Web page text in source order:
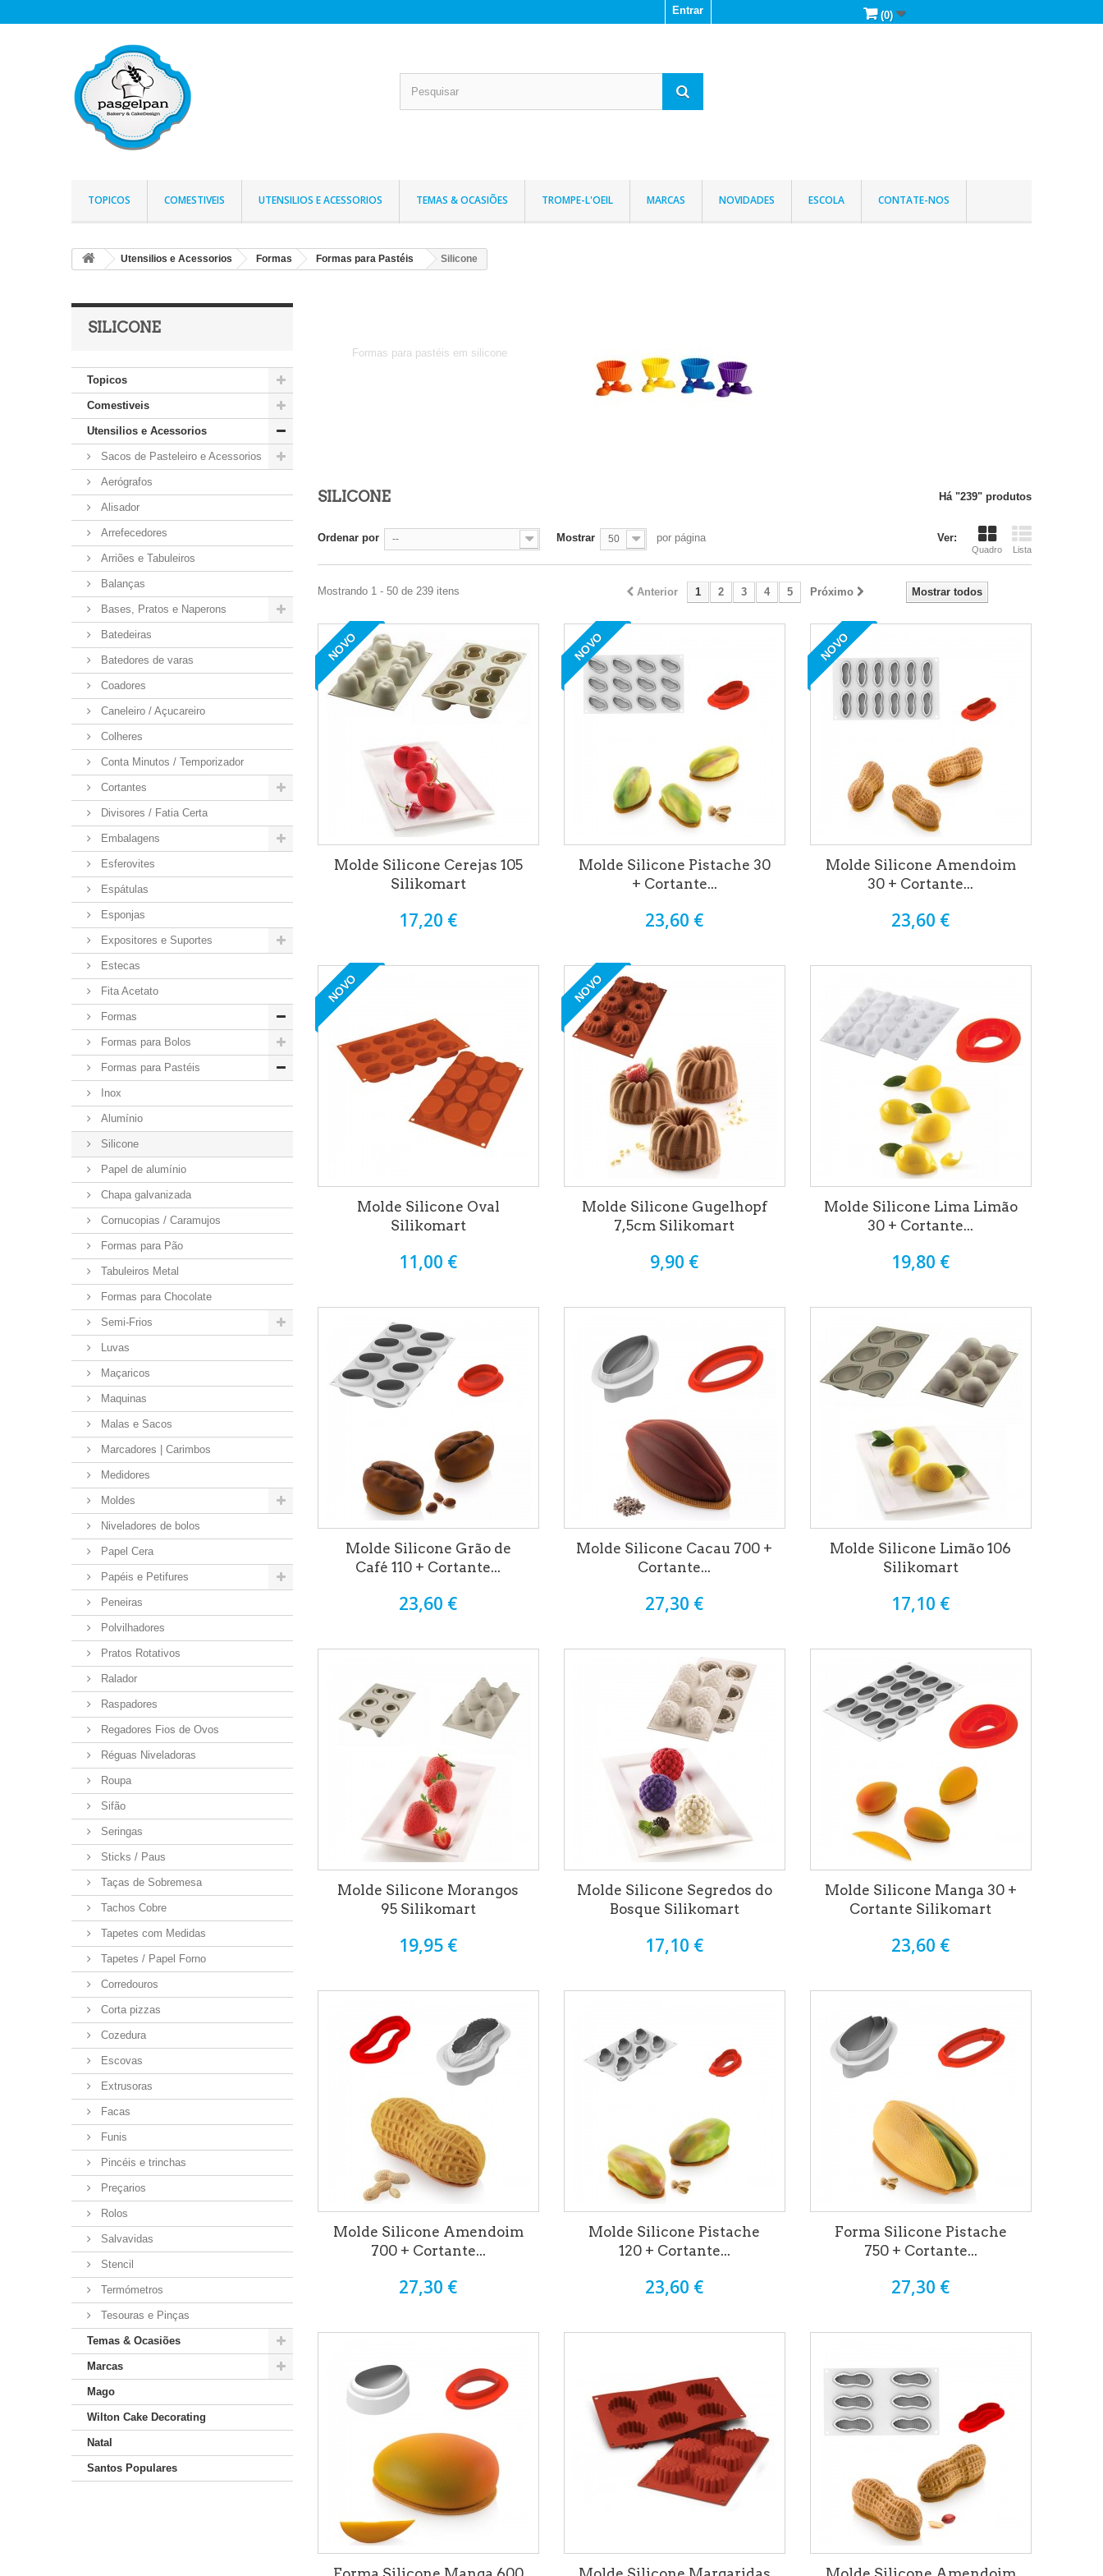
(0)
Entrar
TOPICOS COMESTIVEIS UTENSILIOS E ACESSORIOS TEMAS & OCASIÕES TROMPE-L'OEIL MARCAS NOVIDADES ESCOLA CONTATE-NOS
Utensilios e Acessorios Formas Formas para Pastéis Silicone
SILICONE
Topicos
Comestiveis
Utensilios e Acessorios
Sacos de Pasteleiro e Acessorios
Aerógrafos
Alisador
Arrefecedores
Arriões e Tabuleiros
Balanças
Bases, Pratos e Naperons
Batedeiras
Batedores de varas
Coadores
Caneleiro / Açucareiro
Colheres
Conta Minutos / Temporizador
Cortantes
Divisores / Fatia Certa
Embalagens
Esferovites
Espátulas
Esponjas
Expositores e Suportes
Estecas
Fita Acetato
Formas
Formas para Bolos
Formas para Pastéis
Inox
Alumínio
Silicone
Papel de alumínio
Chapa galvanizada
Cornucopias / Caramujos
Formas para Pão
Tabuleiros Metal
Formas para Chocolate
Semi-Frios
Luvas
Maçaricos
Maquinas
Malas e Sacos
Marcadores | Carimbos
Medidores
Moldes
Niveladores de bolos
Papel Cera
Papéis e Petifures
Peneiras
Polvilhadores
Pratos Rotativos
Ralador
Raspadores
Regadores Fios de Ovos
Réguas Niveladoras
Roupa
Sifão
Seringas
Sticks / Paus
Taças de Sobremesa
Tachos Cobre
Tapetes com Medidas
Tapetes / Papel Forno
Corredouros
Corta pizzas
Cozedura
Escovas
Extrusoras
Facas
Funis
Pincéis e trinchas
Preçarios
Rolos
Salvavidas
Stencil
Termómetros
Tesouras e Pinças
Temas & Ocasiões
Marcas
Mago
Wilton Cake Decorating
Natal
Santos Populares
Formas para pastéis em silicone
SILICONE Há "239" produtos
Ver:
Quadro Lista
Ordenar por -- Mostrar 50 por página
Mostrar todos
Anterior 1 2 3 4 5 Próximo
Mostrando 1 - 50 de 239 itens
NOVO
Molde Silicone Cerejas 105
Silikomart
17,20 €
NOVO
Molde Silicone Pistache 30
+ Cortante...
23,60 €
NOVO
Molde Silicone Amendoim
30 + Cortante...
23,60 €
NOVO
Molde Silicone Oval
Silikomart
11,00 €
NOVO
Molde Silicone Gugelhopf
7,5cm Silikomart
9,90 €
Molde Silicone Lima Limão
30 + Cortante...
19,80 €
Molde Silicone Grão de
Café 110 + Cortante...
23,60 €
Molde Silicone Cacau 700 +
Cortante...
27,30 €
Molde Silicone Limão 106
Silikomart
17,10 €
Molde Silicone Morangos
95 Silikomart
19,95 €
Molde Silicone Segredos do
Bosque Silikomart
17,10 €
Molde Silicone Manga 30 +
Cortante Silikomart
23,60 €
Molde Silicone Amendoim
700 + Cortante...
27,30 €
Molde Silicone Pistache
120 + Cortante...
23,60 €
Forma Silicone Pistache
750 + Cortante...
27,30 €